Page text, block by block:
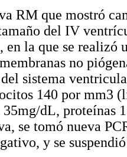
RM que mostró
del IV
en la que se realizó
no
sistema
140 por mm3
35mg/dL, proteínas
se tomó nueva
y se